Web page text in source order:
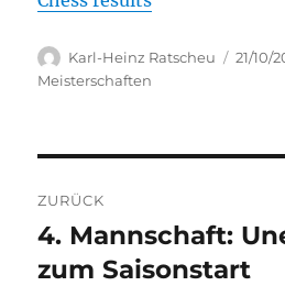
Autor
Karl-Heinz Ratscheu 21/10/
Meisterschaften
ZURÜCK
Vorheriger
Beitrag:
4. Mannschaft:
zum Saisonstart